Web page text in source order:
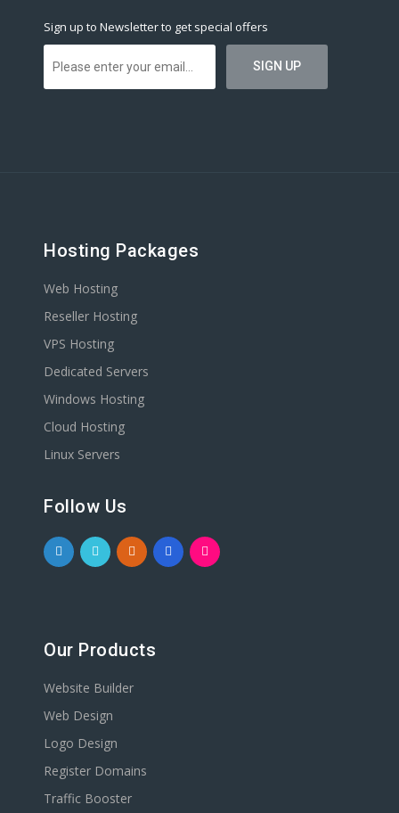
Sign up to Newsletter to get special offers
Hosting Packages
Web Hosting
Reseller Hosting
VPS Hosting
Dedicated Servers
Windows Hosting
Cloud Hosting
Linux Servers
Follow Us
Our Products
Website Builder
Web Design
Logo Design
Register Domains
Traffic Booster